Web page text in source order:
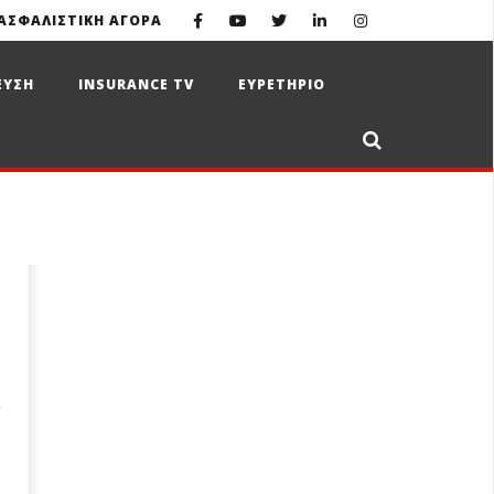
ΑΓΟΡΑ
INSURANCE TV ΕΥΡΕΤΗΡΙΟ